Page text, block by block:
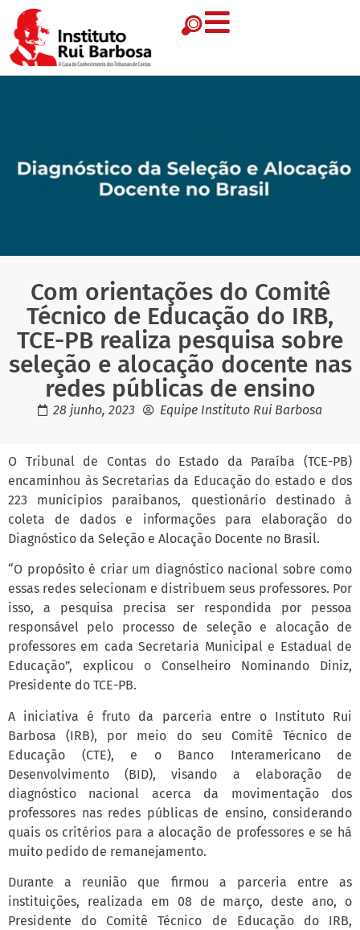
Com orientações do Comitê
Técnico de Educação do IRB,
TCE-PB realiza pesquisa sobre
seleção e alocação docente nas
redes públicas de ensino
28 junho, 2023 Equipe Instituto Rui Barbosa
O Tribunal de Contas do Estado da Paraíba (TCE-PB)
encaminhou às Secretarias da Educação do estado e dos
223 municípios paraibanos, questionário destinado à
coleta de dados e informações para elaboração do
Diagnóstico da Seleção e Alocação Docente no Brasil.
“O propósito é criar um diagnóstico nacional sobre como
essas redes selecionam e distribuem seus professores. Por
isso, a pesquisa precisa ser respondida por pessoa
responsável pelo processo de seleção e alocação de
professores em cada Secretaria Municipal e Estadual de
Educação”, explicou o Conselheiro Nominando Diniz,
Presidente do TCE-PB.
A iniciativa é fruto da parceria entre o Instituto Rui
Barbosa (IRB), por meio do seu Comitê Técnico de
Educação (CTE), e o Banco Interamericano de
Desenvolvimento (BID), visando a elaboração de
diagnóstico nacional acerca da movimentação dos
professores nas redes públicas de ensino, considerando
quais os critérios para a alocação de professores e se há
muito pedido de remanejamento.
Durante a reunião que firmou a parceria entre as
instituições, realizada em 08 de março, deste ano, o
Presidente do Comitê Técnico de Educação do IRB,